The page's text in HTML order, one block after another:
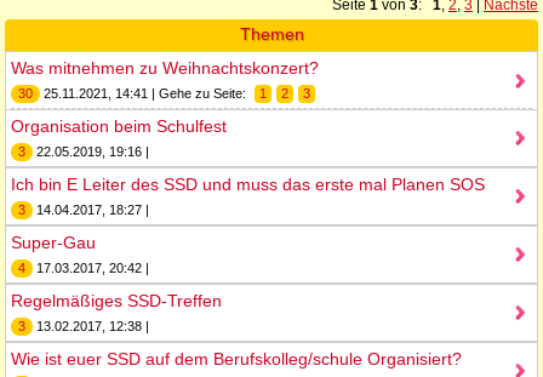
Seite 1 von 3: 1, 2, 3 Nächste
Themen
Was mitnehmen zu Weihnachtskonzert?
30 25.11.2021, 14:41 | Gehe zu Seite: 1 2 3
Organisation beim Schulfest
3 22.05.2019, 19:16 |
Ich bin E Leiter des SSD und muss das erste mal Planen SOS
3 14.04.2017, 18:27 |
Super-Gau
4 17.03.2017, 20:42 |
Regelmäßiges SSD-Treffen
3 13.02.2017, 12:38 |
Wie ist euer SSD auf dem Berufskolleg/schule Organisiert?